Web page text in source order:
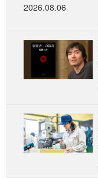
2026.08.06